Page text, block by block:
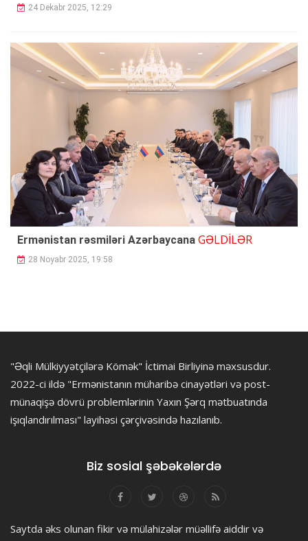
24 Dekabr 2025, 12:29
Ermənistan rəsmiləri Azərbaycana GƏLDİLƏR
28 Noyabr 2025, 19:58
"Əqli Mülkiyyətçilərə Kömək" İctimai Birliyinə məxsusdur.
2022-ci ildə "Ermənistanın müharibə cinayətləri və post-
münaqişə dövrü problemlərinin Yaxın Şərq mətbuatında
işıqlandırılması" layihəsi çərçivəsində hazılanıb.
Biz sosial şəbəkələrdə
Saytda əks olunan fikir və mülahizələr müəllifə aiddir və